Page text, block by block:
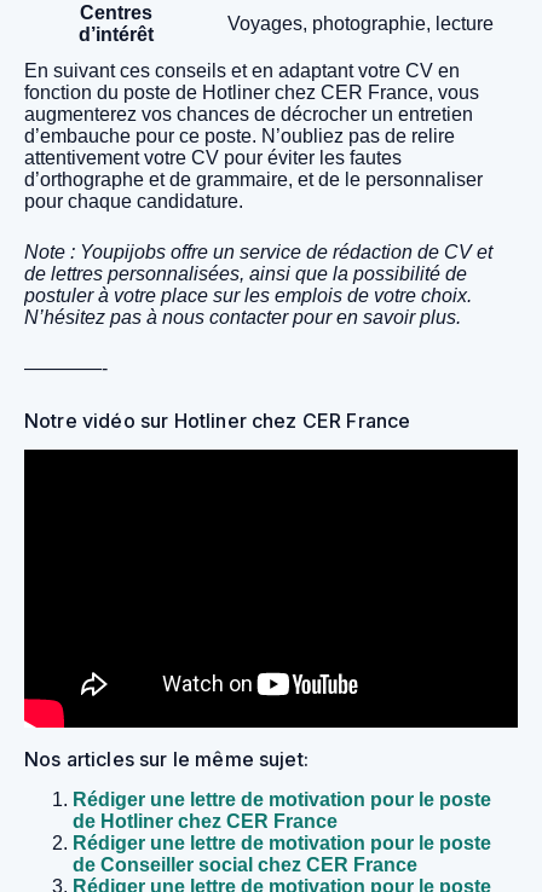
Centres
d’intérêt
Voyages, photographie, lecture
En suivant ces conseils et en adaptant votre CV en
fonction du poste de Hotliner chez CER France, vous
augmenterez vos chances de décrocher un entretien
d’embauche pour ce poste. N’oubliez pas de relire
attentivement votre CV pour éviter les fautes
d’orthographe et de grammaire, et de le personnaliser
pour chaque candidature.
Note : Youpijobs offre un service de rédaction de CV et
de lettres personnalisées, ainsi que la possibilité de
postuler à votre place sur les emplois de votre choix.
N’hésitez pas à nous contacter pour en savoir plus.
————-
Notre vidéo sur Hotliner chez CER France
Nos articles sur le même sujet:
Rédiger une lettre de motivation pour le poste
de Hotliner chez CER France
Rédiger une lettre de motivation pour le poste
de Conseiller social chez CER France
Rédiger une lettre de motivation pour le poste